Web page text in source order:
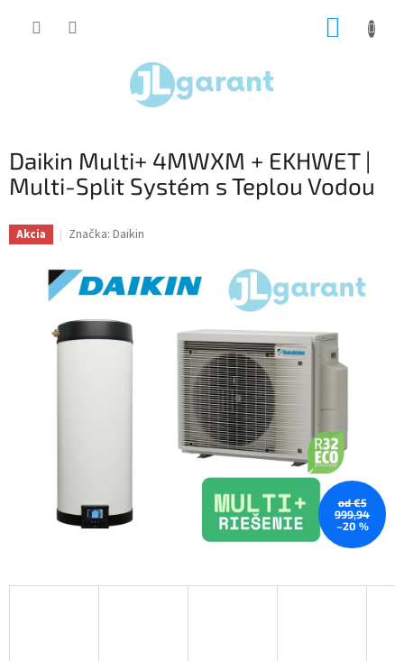
Daikin Multi+ 4MWXM + EKHWET |
Multi-Split Systém s Teplou Vodou
Akcia Značka: Daikin
od €5
999,94
–20 %